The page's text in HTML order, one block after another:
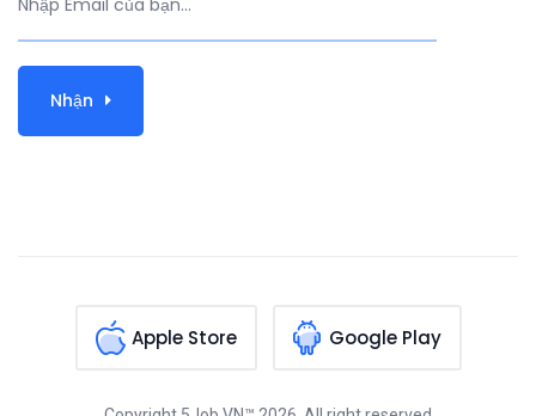
Nhận
Apple Store Google Play